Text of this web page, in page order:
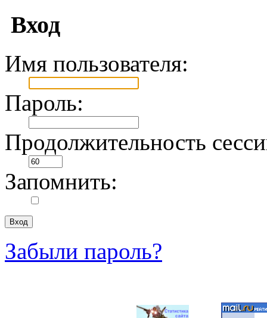
Вход
Имя пользователя:
Пароль:
Продолжительность
Запомнить:
Забыли пароль?